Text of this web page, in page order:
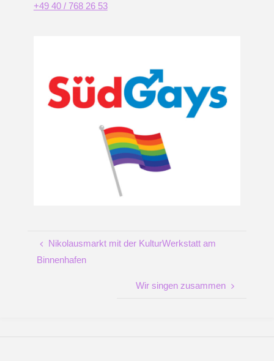
+49 40 / 768 26 53
Nikolausmarkt mit der KulturWerkstatt am
Binnenhafen
Wir singen zusammen